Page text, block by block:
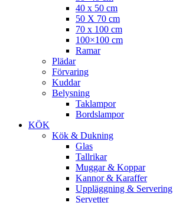
40 x 50 cm
50 X 70 cm
70 x 100 cm
100×100 cm
Ramar
Plädar
Förvaring
Kuddar
Belysning
Taklampor
Bordslampor
KÖK
Kök & Dukning
Glas
Tallrikar
Muggar & Koppar
Kannor & Karaffer
Uppläggning & Servering
Servetter